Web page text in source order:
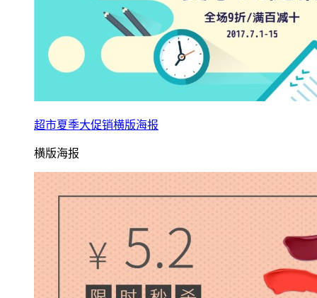
超市夏季大促销横版海报
横版海报